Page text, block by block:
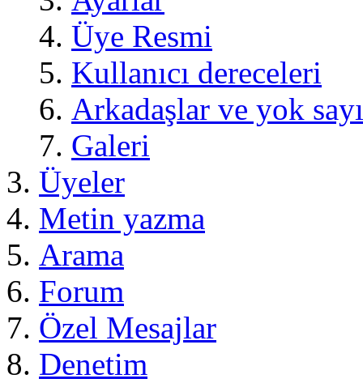
Üye Resmi
Kullanıcı dereceleri
Arkadaşlar ve yok
Galeri
Üyeler
Metin yazma
Arama
Forum
Özel Mesajlar
Denetim